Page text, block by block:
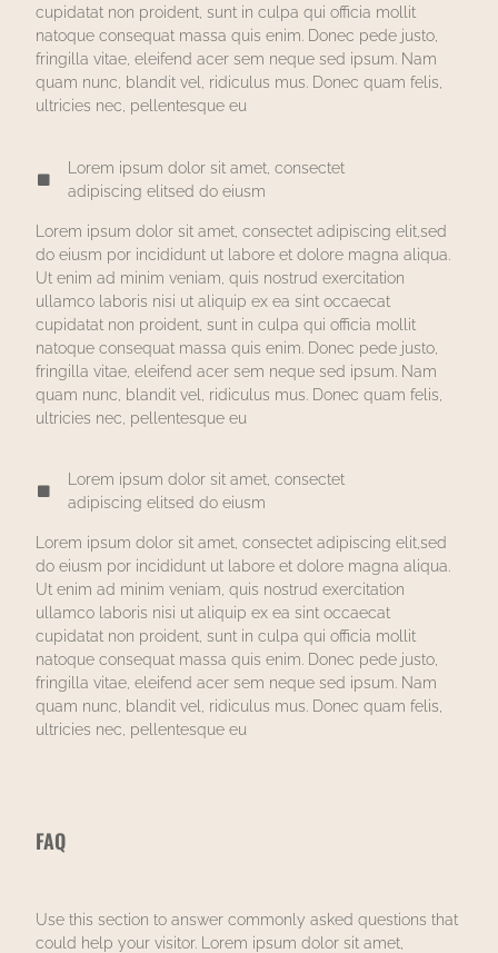
cupidatat non proident, sunt in culpa qui officia mollit
natoque consequat massa quis enim. Donec pede justo,
fringilla vitae, eleifend acer sem neque sed ipsum. Nam
quam nunc, blandit vel, ridiculus mus. Donec quam felis,
ultricies nec, pellentesque eu
Lorem ipsum dolor sit amet, consectet
adipiscing elitsed do eiusm
Lorem ipsum dolor sit amet, consectet adipiscing elit,sed
do eiusm por incididunt ut labore et dolore magna aliqua.
Ut enim ad minim veniam, quis nostrud exercitation
ullamco laboris nisi ut aliquip ex ea sint occaecat
cupidatat non proident, sunt in culpa qui officia mollit
natoque consequat massa quis enim. Donec pede justo,
fringilla vitae, eleifend acer sem neque sed ipsum. Nam
quam nunc, blandit vel, ridiculus mus. Donec quam felis,
ultricies nec, pellentesque eu
Lorem ipsum dolor sit amet, consectet
adipiscing elitsed do eiusm
Lorem ipsum dolor sit amet, consectet adipiscing elit,sed
do eiusm por incididunt ut labore et dolore magna aliqua.
Ut enim ad minim veniam, quis nostrud exercitation
ullamco laboris nisi ut aliquip ex ea sint occaecat
cupidatat non proident, sunt in culpa qui officia mollit
natoque consequat massa quis enim. Donec pede justo,
fringilla vitae, eleifend acer sem neque sed ipsum. Nam
quam nunc, blandit vel, ridiculus mus. Donec quam felis,
ultricies nec, pellentesque eu
FAQ
Use this section to answer commonly asked questions that
could help your visitor. Lorem ipsum dolor sit amet,